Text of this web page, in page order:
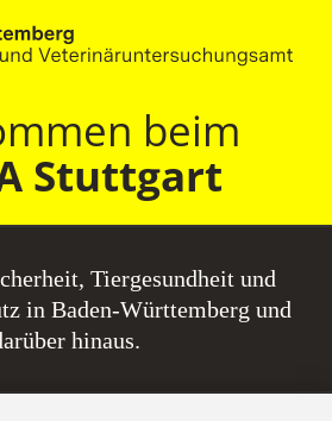
beim
Stuttgart
Tiergesundheit und
in Baden-Württemberg und
hinaus.